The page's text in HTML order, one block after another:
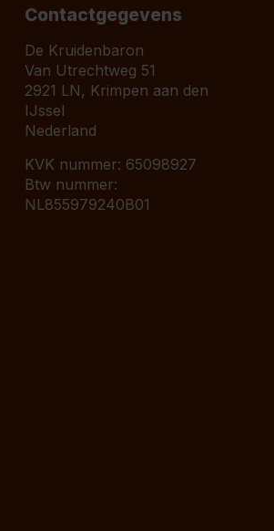
Contactgegevens
De Kruidenbaron
Van Utrechtweg 51
2921 LN, Krimpen aan den
IJssel
Nederland
KVK nummer: 65098927
Btw nummer:
NL855979240B01